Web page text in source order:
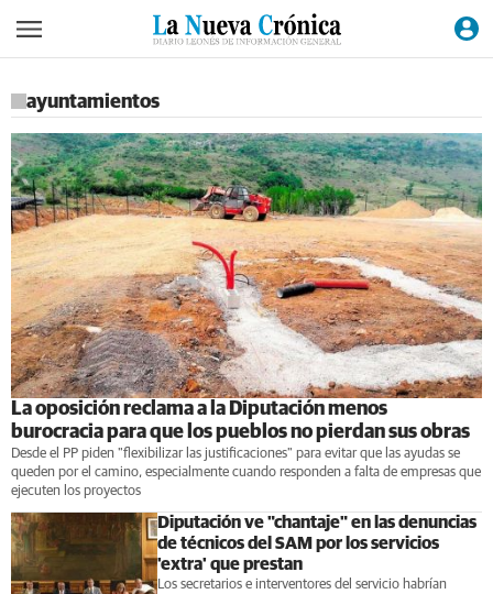
ayuntamientos
La oposición reclama a la Diputación menos
burocracia para que los pueblos no pierdan sus obras
Desde el PP piden "flexibilizar las justificaciones" para evitar que las ayudas se
queden por el camino, especialmente cuando responden a falta de empresas que
ejecuten los proyectos
Diputación ve "chantaje" en las denuncias
de técnicos del SAM por los servicios
'extra' que prestan
Los secretarios e interventores del servicio habrían